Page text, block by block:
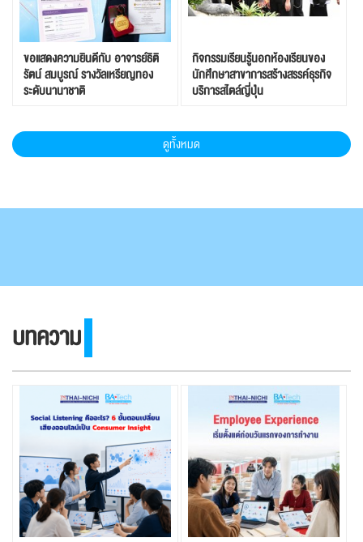
ขอแสดงความยินดีกับ อาจารย์ธิติ
รัตน์ สมบูรณ์ รางวัลเหรียญทอง
ระดับนานาชาติ
กิจกรรมเรียนรู้นอกห้องเรียนของ
นักศึกษาสาขาการสร้างสรรค์ธุรกิจ
บริการสไตล์ญี่ปุ่น
ดูทั้งหมด
บทความ